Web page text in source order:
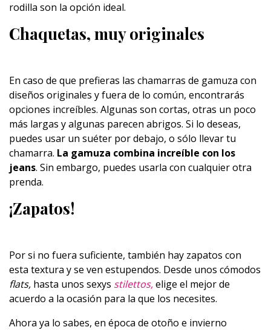
rodilla son la opción ideal.
Chaquetas, muy originales
En caso de que prefieras las chamarras de gamuza con
diseños originales y fuera de lo común, encontrarás
opciones increíbles. Algunas son cortas, otras un poco
más largas y algunas parecen abrigos. Si lo deseas,
puedes usar un suéter por debajo, o sólo llevar tu
chamarra. La gamuza combina increíble con los
jeans. Sin embargo, puedes usarla con cualquier otra
prenda.
¡Zapatos!
Por si no fuera suficiente, también hay zapatos con
esta textura y se ven estupendos. Desde unos cómodos
flats, hasta unos sexys stilettos,elige el mejor de
acuerdo a la ocasión para la que los necesites.
Ahora ya lo sabes, en época de otoño e invierno